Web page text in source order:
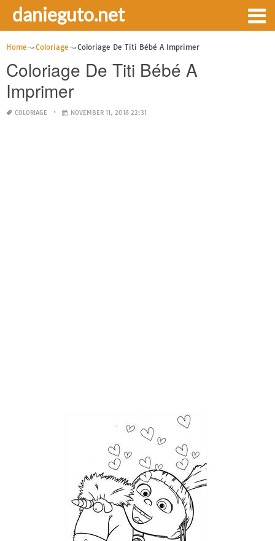
danieguto.net
Home Coloriage Coloriage De Titi Bébé A Imprimer
Coloriage De Titi Bébé A
Imprimer
COLORIAGE NOVEMBER 11, 2018 22:31